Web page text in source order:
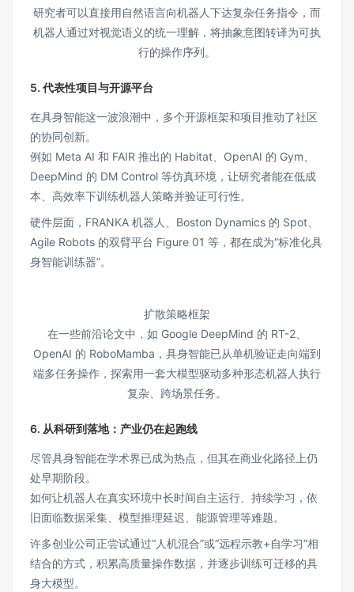
研究者可以直接用自然语言向机器人下达复杂任务指令，而
机器人通过对视觉语义的统一理解，将抽象意图转译为可执
行的操作序列。
5. 代表性项目与开源平台
在具身智能这一波浪潮中，多个开源框架和项目推动了社区
的协同创新。
例如 Meta AI 和 FAIR 推出的 Habitat、OpenAI 的 Gym、
DeepMind 的 DM Control 等仿真环境，让研究者能在低成
本、高效率下训练机器人策略并验证可行性。
硬件层面，FRANKA 机器人、Boston Dynamics 的 Spot、
Agile Robots 的双臂平台 Figure 01 等，都在成为“标准化具
身智能训练器”。
扩散策略框架
在一些前沿论文中，如 Google DeepMind 的 RT-2、
OpenAI 的 RoboMamba，具身智能已从单机验证走向端到
端多任务操作，探索用一套大模型驱动多种形态机器人执行
复杂、跨场景任务。
6. 从科研到落地：产业仍在起跑线
尽管具身智能在学术界已成为热点，但其在商业化路径上仍
处早期阶段。
如何让机器人在真实环境中长时间自主运行、持续学习，依
旧面临数据采集、模型推理延迟、能源管理等难题。
许多创业公司正尝试通过“人机混合”或“远程示教+自学习”相
结合的方式，积累高质量操作数据，并逐步训练可迁移的具
身大模型。